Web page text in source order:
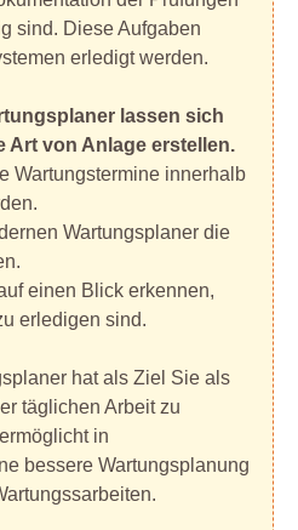
sind. Diese Aufgaben
erledigt werden.
lassen sich
Art von Anlage erstellen.
Wartungstermine innerhalb
Wartungsplaner die
einen Blick erkennen,
erledigen sind.
hat als Ziel Sie als
täglichen Arbeit zu
in
bessere Wartungsplanung